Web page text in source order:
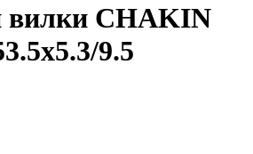
CHAKIN
9.5